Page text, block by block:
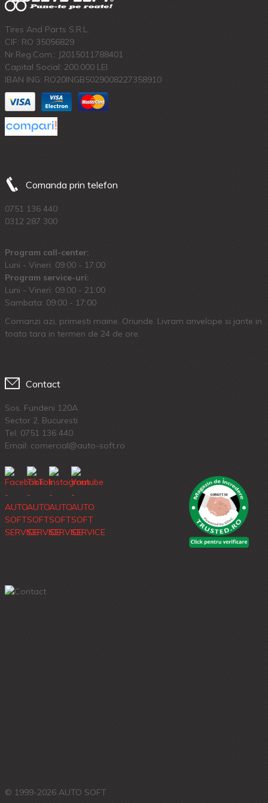
Tires And Parts S.R.L.
CIF: RO 35056829
Nr.Reg.Com.: J2015011788401
Capital Social: 200.000 LEI
IBAN ING: RO20INGB5029008227358910
Comanda prin telefon
0751 136 440
0312 287 300
Program call-center:
Luni - Vineri: 09:00 - 17:00
Program service-uri:
Luni - Vineri: 09.00 - 21:00
Sambata: 09:00 - 17:00
Comanzi azi, primesti maine. Oriunde. Livram anvelope si jante in
toata tara in termen de 24 de ore.
Contact
Sos. Fundeni 120A
Sector 2, Bucuresti
Tel: 0751 136 440
Email: comercial@auto-soft.ro
© 1999-2026 AUTO SOFT